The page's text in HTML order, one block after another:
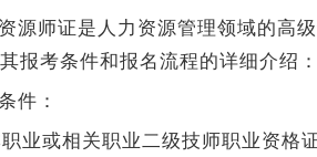
源师证是人力资源管理领域的高
报考条件和报名流程的详细介绍：
件：
业或相关职业二级技师职业资格